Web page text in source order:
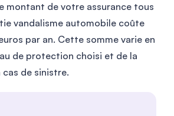
montant de votre assurance tous
vandalisme automobile coûte
par an. Cette somme varie en
de protection choisi et de la
de sinistre.